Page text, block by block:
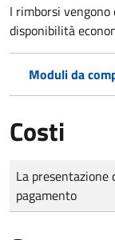
I rimborsi
disponibilità
Moduli da
Costi
Tipo di pagamento
Importo
La presentazione
pagamento